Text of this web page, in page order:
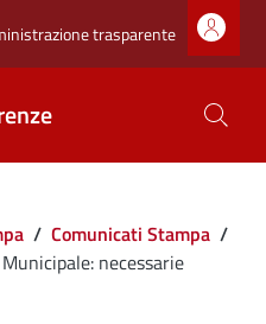
superiore
trasparente
/ Comunicati Stampa /
necessarie